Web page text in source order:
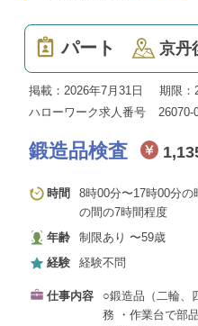
パート 京丹
掲載：2026年7月31日
期限：
ハローワーク求人番号
26070-
鍛造品検査
時間
8時00分〜17時00分の
の間の7時間程度
年齢
制限あり 〜59歳
経験
経験不問
仕事内容
○鍛造品（二輪、
務 ・作業台で部